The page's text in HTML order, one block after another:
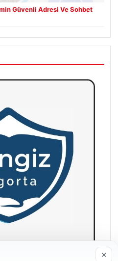
Güvenli Adresi Ve Sohbet
×